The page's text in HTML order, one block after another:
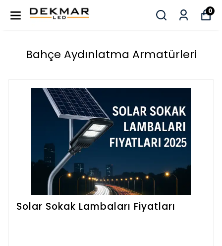
0
Bahçe Aydınlatma Armatürleri
Solar Sokak Lambaları Fiyatları